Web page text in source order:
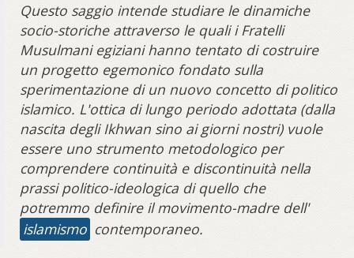
Questo saggio intende studiare le dinamiche
socio-storiche attraverso le quali i Fratelli
Musulmani egiziani hanno tentato di costruire
un progetto egemonico fondato sulla
sperimentazione di un nuovo concetto di politico
islamico. L'ottica di lungo periodo adottata (dalla
nascita degli Ikhwan sino ai giorni nostri) vuole
essere uno strumento metodologico per
comprendere continuità e discontinuità nella
prassi politico-ideologica di quello che
potremmo definire il movimento-madre dell'
islamismo contemporaneo.